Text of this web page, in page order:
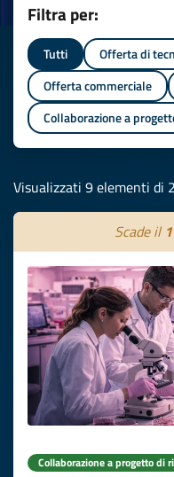
Filtra per:
Tutti Offerta di
Offerta commerciale
Collaborazione a
Visualizzati 9 elementi di
Scade il
Collaborazione a progetto di